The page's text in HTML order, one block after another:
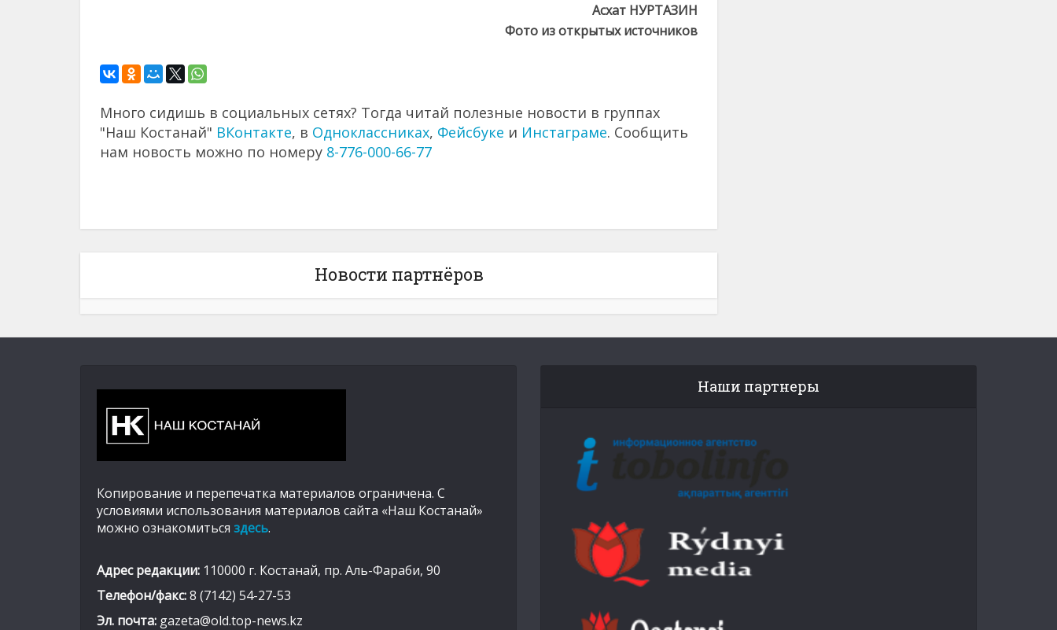
Асхат НУРТАЗИН
Фото из открытых источников
Много сидишь в социальных сетях? Тогда читай полезные новости в группах
"Наш Костанай" ВКонтакте, в Одноклассниках, Фейсбуке и Инстаграме. Сообщить
нам новость можно по номеру 8-776-000-66-77
Новости партнёров
Копирование и перепечатка материалов ограничена. С
условиями использования материалов сайта «Наш Костанай»
можно ознакомиться здесь.
Адрес редакции: 110000 г. Костанай, пр. Аль-Фараби, 90
Телефон/факс:8 (7142) 54-27-53
Эл. почта: gazeta@old.top-news.kz
Наши партнеры